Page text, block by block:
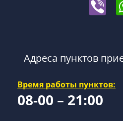
Адреса пунктов
Время работы пунктов:
08-00 – 21:00